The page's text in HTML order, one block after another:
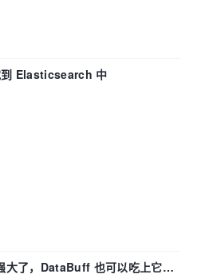
Elasticsearch 中
了，DataBuff 也可以吃上它的